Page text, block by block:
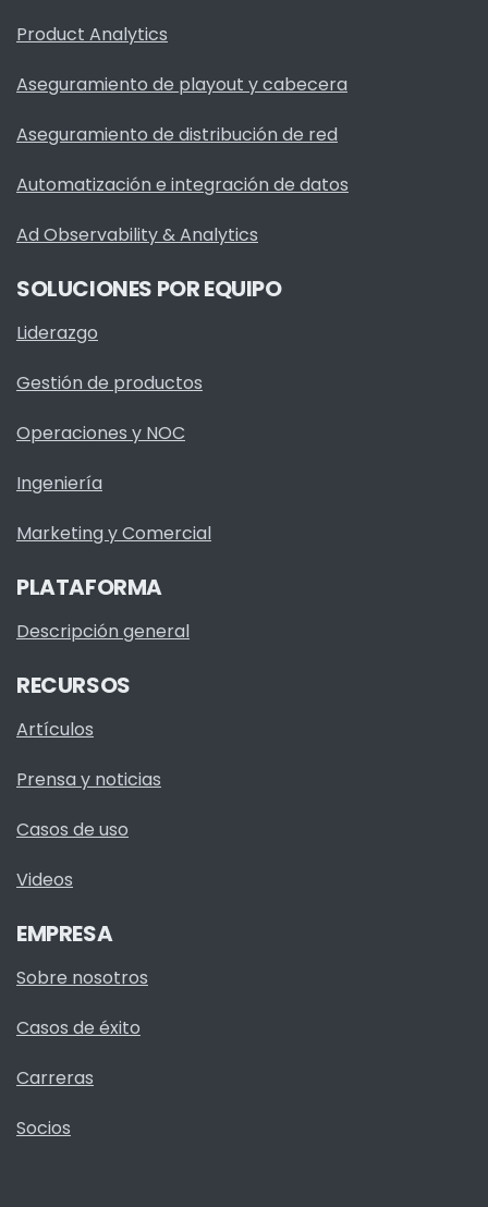
Product Analytics
Aseguramiento de playout y cabecera
Aseguramiento de distribución de red
Automatización e integración de datos
Ad Observability & Analytics
SOLUCIONES POR EQUIPO
Liderazgo
Gestión de productos
Operaciones y NOC
Ingeniería
Marketing y Comercial
PLATAFORMA
Descripción general
RECURSOS
Artículos
Prensa y noticias
Casos de uso
Videos
EMPRESA
Sobre nosotros
Casos de éxito
Carreras
Socios